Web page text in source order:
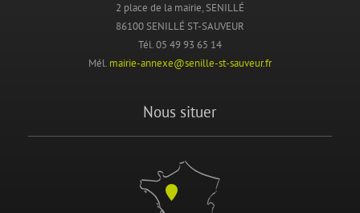
2 place de la mairie, SENILLÉ
86100 SENILLÉ ST-SAUVEUR
Tél. 05 49 93 65 14
Mél. mairie-annexe@senille-st-sauveur.fr
Nous situer